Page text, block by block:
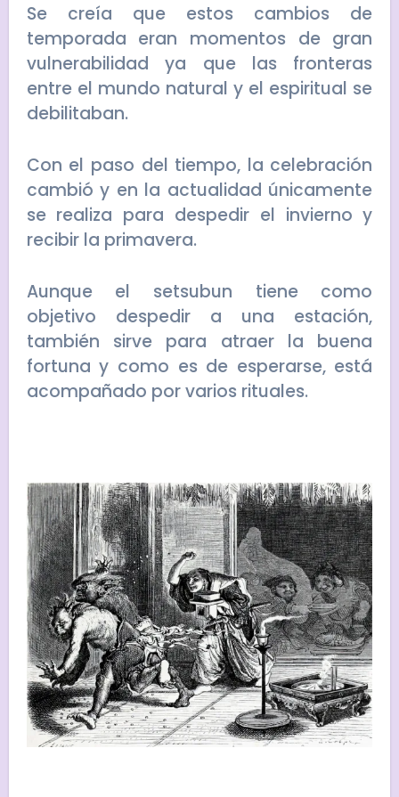
Se creía que estos cambios de
temporada eran momentos de gran
vulnerabilidad ya que las fronteras
entre el mundo natural y el espiritual se
debilitaban.
Con el paso del tiempo, la celebración
cambió y en la actualidad únicamente
se realiza para despedir el invierno y
recibir la primavera.
Aunque el setsubun tiene como
objetivo despedir a una estación,
también sirve para atraer la buena
fortuna y como es de esperarse, está
acompañado por varios rituales.